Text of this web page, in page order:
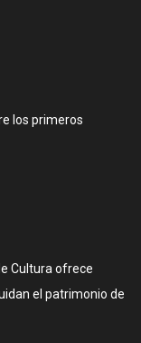
los primeros
Cultura ofrece
el patrimonio de